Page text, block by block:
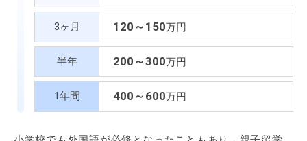
3ヶ月 120～150万円
半年 200～300万円
1年間 400～600万円